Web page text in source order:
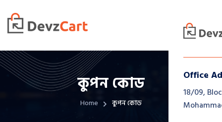
Office
18/09,
কুপন কোড
Home কুপন কোড